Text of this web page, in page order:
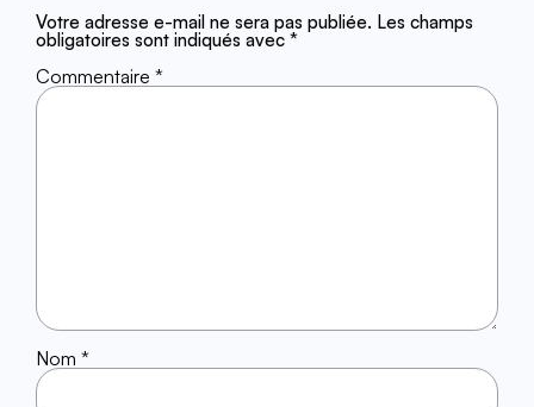
Votre adresse e-mail ne sera pas publiée. Les champs
obligatoires sont indiqués avec *
Commentaire *
Nom *